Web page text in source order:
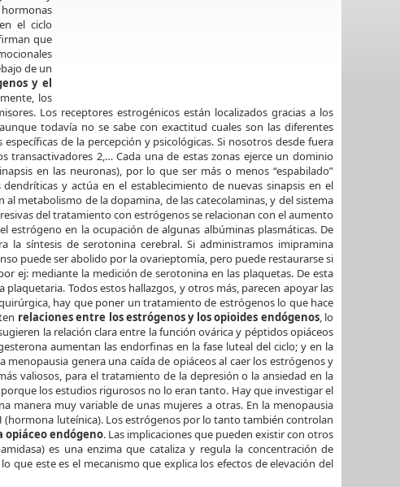
el ciclo
que
de un
y el
los
Los receptores estrogénicos están localizados gracias a los
todavía no se sabe con exactitud cuales son las diferentes
de la percepción y psicológicas. Si nosotros desde fuera
transactivadores 2,… Cada una de estas zonas ejerce un dominio
en las neuronas), por lo que ser más o menos “espabilado”
y actúa en el establecimiento de nuevas sinapsis en el
metabolismo de la dopamina, de las catecolaminas, y del sistema
del tratamiento con estrógenos se relacionan con el aumento
en la ocupación de algunas albúminas plasmáticas. De
síntesis de serotonina cerebral. Si administramos imipramina
puede ser abolido por la ovarieptomía, pero puede restaurarse si
ej: mediante la medición de serotonina en las plaquetas. De esta
Todos estos hallazgos, y otros más, parecen apoyar las
hay que poner un tratamiento de estrógenos lo que hace
relaciones entre los estrógenos y los opioides endógenos, lo
la relación clara entre la función ovárica y péptidos opiáceos
aumentan las endorfinas en la fase luteal del ciclo; y en la
genera una caída de opiáceos al caer los estrógenos y
valiosos, para el tratamiento de la depresión o la ansiedad en la
los estudios rigurosos no lo eran tanto. Hay que investigar el
manera muy variable de unas mujeres a otras. En la menopausia
(hormona luteínica). Los estrógenos por lo tanto también controlan
opiáceo endógeno. Las implicaciones que pueden existir con otros
es una enzima que cataliza y regula la concentración de
que este es el mecanismo que explica los efectos de elevación del